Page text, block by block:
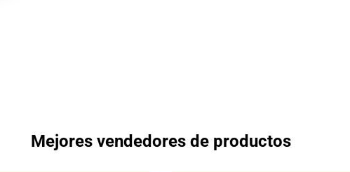
Mejores vendedores de productos